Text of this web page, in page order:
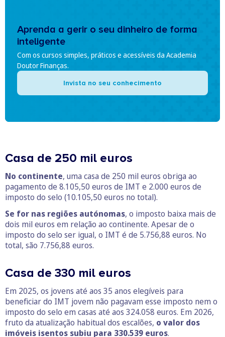
Aprenda a gerir o seu dinheiro de forma
inteligente
Com os cursos simples, práticos e acessíveis da Academia
Doutor Finanças.
Invista no seu conhecimento
Casa de 250 mil euros
No continente, uma casa de 250 mil euros obriga ao
pagamento de 8.105,50 euros de IMT e 2.000 euros de
imposto do selo (10.105,50 euros no total).
Se for nas regiões autónomas, o imposto baixa mais de
dois mil euros em relação ao continente. Apesar de o
imposto do selo ser igual, o IMT é de 5.756,88 euros. No
total, são 7.756,88 euros.
Casa de 330 mil euros
Em 2025, os jovens até aos 35 anos elegíveis para
beneficiar do IMT jovem não pagavam esse imposto nem o
imposto do selo em casas até aos 324.058 euros. Em 2026,
fruto da atualização habitual dos escalões, o valor dos
imóveis isentos subiu para 330.539 euros.